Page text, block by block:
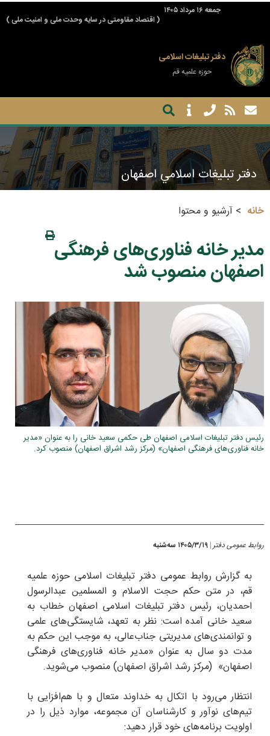
جمعه ۱۶ مرداد ۱۴۰۵
( اقتصاد مقاومتی در سایه وحدت ملی و امنیت ملی )
دفتر تبلیغات اسلامی
حوزه علمیه قم
دفتر تبليغات اسلامي اصفهان
خانه آرشیو و محتوا
مدیر خانه فناوری‌های فرهنگی
اصفهان منصوب شد
رئیس دفتر تبلیغات اسلامی اصفهان طی حکمی سعید خانی را به عنوان «مدیر
خانه فناوری‌های فرهنگی اصفهان» (مرکز رشد اشراق اصفهان) منصوب کرد.
روابط عمومی دفتر ۱۴۰۵/۳/۱۹ سه‌شنبه
به گزارش روابط عمومی دفتر تبلیغات اسلامی حوزه علمیه
قم، در متن حکم حجت الاسلام و المسلمین عبدالرسول
احمدیان، رئیس دفتر تبلیغات اسلامی اصفهان خطاب به
سعید خانی آمده است: نظر به تعهد، شایستگی‌های علمی
و توانمندی‌های مدیریتی جناب‌عالی، به موجب این حکم به
مدت دو سال به عنوان «مدیر خانه فناوری‌های فرهنگی
اصفهان» (مرکز رشد اشراق اصفهان) منصوب می‌شوید.
انتظار می‌رود با اتکال به خداوند متعال و با هم‌افزایی با
تیم‌های نوآور و کارشناسان آن مجموعه، موارد ذیل را در
اولویت برنامه‌های خود قرار دهید: